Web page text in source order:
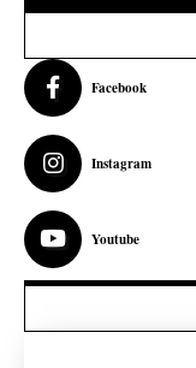
Facebook
Instagram
Youtube